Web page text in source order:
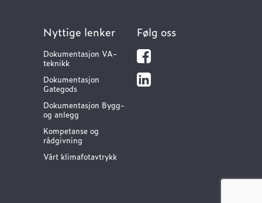
Nyttige lenker
Dokumentasjon VA-
teknikk
Dokumentasjon
Gategods
Dokumentasjon Bygg-
og anlegg
Kompetanse og
rådgivning
Vårt klimafotavtrykk
Følg oss